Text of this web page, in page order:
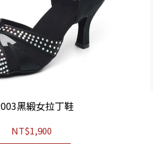
黑緞女拉丁鞋
NT$1,900